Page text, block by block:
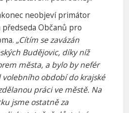
neobjeví primátor
předseda Občanů pro
„Cítím se zavázán
Budějovic, díky níž
města, a bylo by nefér
období do krajské
práci ve městě. Na
jsme ostatně za